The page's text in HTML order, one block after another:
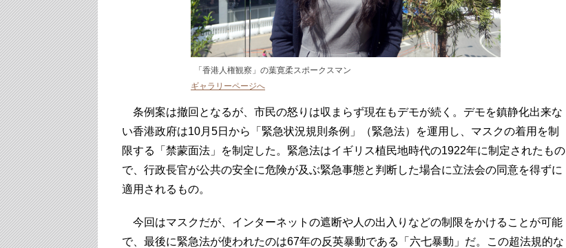
「香港人権観察」の葉寛柔スポークスマン
ギャラリーページへ
条例案は撤回となるが、市民の怒りは収まらず現在もデモが続く。デモを鎮静化出来な
い香港政府は10月5日から「緊急状況規則条例」（緊急法）を運用し、マスクの着用を制
限する「禁蒙面法」を制定した。緊急法はイギリス植民地時代の1922年に制定されたもの
で、行政長官が公共の安全に危険が及ぶ緊急事態と判断した場合に立法会の同意を得ずに
適用されるもの。
今回はマスクだが、インターネットの遮断や人の出入りなどの制限をかけることが可能
で、最後に緊急法が使われたのは67年の反英暴動である「六七暴動」だ。この超法規的な